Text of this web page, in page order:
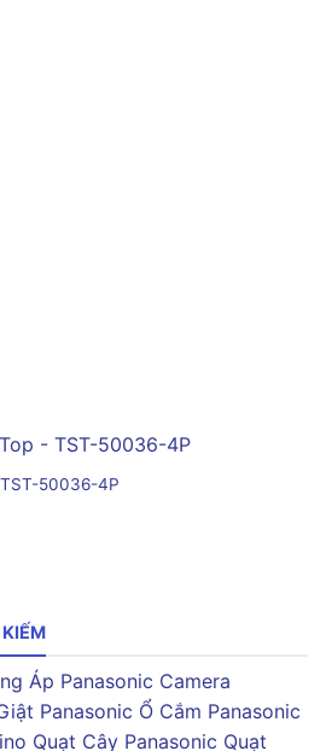
50036-4P
Áp Panasonic Camera
Panasonic Ổ Cắm Panasonic
Quạt Cây Panasonic Quạt